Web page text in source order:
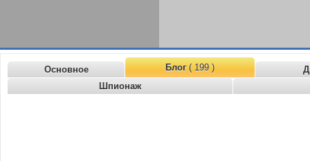
Основное Блог( 199 )
Шпионаж